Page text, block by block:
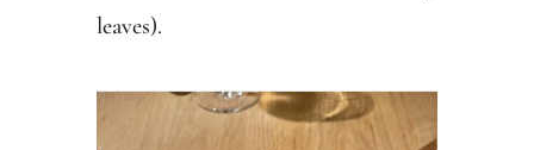
leaves).